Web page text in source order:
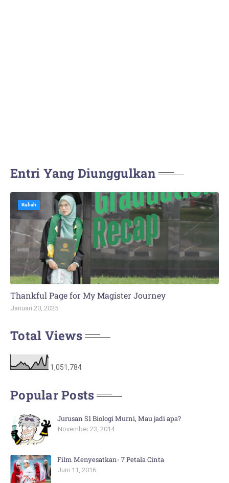
Entri Yang Diunggulkan
Kuliah
Thankful Page for My Magister Journey
Januari 20, 2025
Total Views
1,051,784
Popular Posts
Jurusan S1 Biologi Murni, Mau jadi apa?
November 23, 2014
Film Menyesatkan- 7 Petala Cinta
Juni 11, 2016